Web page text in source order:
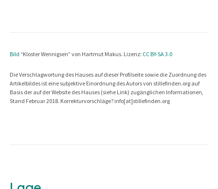
Bild “Kloster Wennigsen” von Hartmut Makus. Lizenz: CC BY-SA 3.0
Die Verschlagwortung des Hauses auf dieser Profilseite sowie die Zuordnung des
Artikelbildes ist eine subjektive Einordnung des Autors von stillefinden.org auf
Basis der auf der Website des Hauses (siehe Link) zugänglichen Informationen,
Stand Februar 2018. Korrekturvorschläge? info[at]stillefinden.org